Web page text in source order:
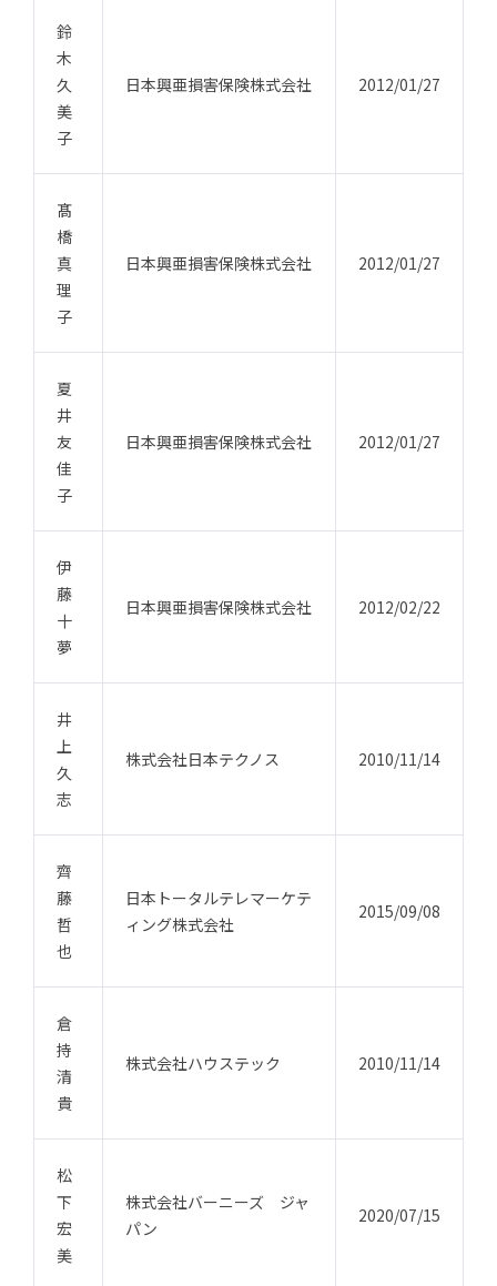
鈴
木
久
美
子
日本興亜損害保険株式会社 2012/01/27
髙
橋
真
理
子
日本興亜損害保険株式会社 2012/01/27
夏
井
友
佳
子
日本興亜損害保険株式会社 2012/01/27
伊
藤
十
夢
日本興亜損害保険株式会社 2012/02/22
井
上
久
志
株式会社日本テクノス 2010/11/14
齊
藤
哲
也
日本トータルテレマーケテ
ィング株式会社
2015/09/08
倉
持
清
貴
株式会社ハウステック 2010/11/14
松
下
宏
美
株式会社バーニーズ ジャ
パン
2020/07/15